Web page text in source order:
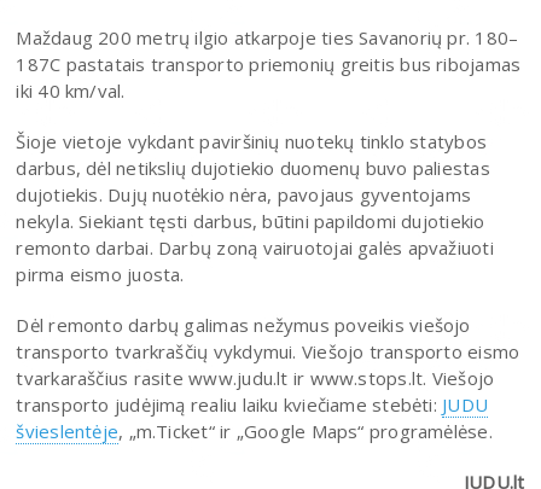
Maždaug 200 metrų ilgio atkarpoje ties Savanorių pr. 180–
187C pastatais transporto priemonių greitis bus ribojamas
iki 40 km/val.
Šioje vietoje vykdant paviršinių nuotekų tinklo statybos
darbus, dėl netikslių dujotiekio duomenų buvo paliestas
dujotiekis. Dujų nuotėkio nėra, pavojaus gyventojams
nekyla. Siekiant tęsti darbus, būtini papildomi dujotiekio
remonto darbai. Darbų zoną vairuotojai galės apvažiuoti
pirma eismo juosta.
Dėl remonto darbų galimas nežymus poveikis viešojo
transporto tvarkraščių vykdymui. Viešojo transporto eismo
tvarkaraščius rasite www.judu.lt ir www.stops.lt. Viešojo
transporto judėjimą realiu laiku kviečiame stebėti: JUDU
švieslentėje, „m.Ticket“ ir „Google Maps“ programėlėse.
JUDU.lt